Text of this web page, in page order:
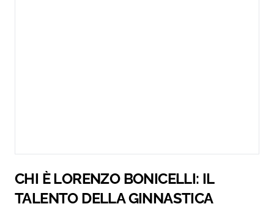
CHI È LORENZO BONICELLI: IL
TALENTO DELLA GINNASTICA